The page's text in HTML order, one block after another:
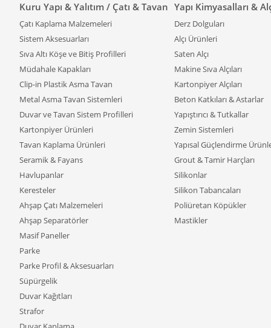
Kuru Yapı & Yalıtım / Çatı & Tavan
Çatı Kaplama Malzemeleri
Sistem Aksesuarları
Sıva Altı Köşe ve Bitiş Profilleri
Müdahale Kapakları
Clip-in Plastik Asma Tavan
Metal Asma Tavan Sistemleri
Duvar ve Tavan Sistem Profilleri
Kartonpiyer Ürünleri
Tavan Kaplama Ürünleri
Seramik & Fayans
Havlupanlar
Keresteler
Ahşap Çatı Malzemeleri
Ahşap Separatörler
Masif Paneller
Parke
Parke Profil & Aksesuarları
Süpürgelik
Duvar Kağıtları
Strafor
Yapı Kimyasalları &
Derz Dolguları
Alçı Ürünleri
Saten Alçı
Makine Sıva Alçıları
Kartonpiyer Alçıları
Beton Katkıları & Astarlar
Yapıştırıcı & Tutkallar
Zemin Sistemleri
Yapısal Güçlendirme
Grout & Tamir Harçları
Silikonlar
Silikon Tabancaları
Poliüretan Köpükler
Mastikler